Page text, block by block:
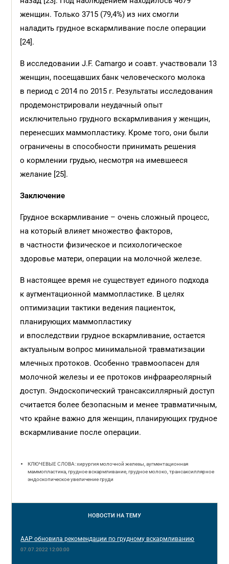
женщин. Только 3715 (79,4%) из них смогли
наладить грудное вскармливание после операции
[24].
В исследовании J.F. Camargo и соавт. участвовали 13
женщин, посещавших банк человеческого молока
в период с 2014 по 2015 г. Результаты исследования
продемонстрировали неудачный опыт
исключительно грудного вскармливания у женщин,
перенесших маммопластику. Кроме того, они были
ограничены в способности принимать решения
о кормлении грудью, несмотря на имевшееся
желание [25].
Заключение
Грудное вскармливание – очень сложный процесс,
на который влияет множество факторов,
в частности физическое и психологическое
здоровье матери, операции на молочной железе.
В настоящее время не существует единого подхода
к аугментационной маммопластике. В целях
оптимизации тактики ведения пациенток,
планирующих маммопластику
и впоследствии грудное вскармливание, остается
актуальным вопрос минимальной травматизации
млечных протоков. Особенно травмоопасен для
молочной железы и ее протоков инфраареолярный
доступ. Эндоскопический трансаксиллярный доступ
считается более безопасным и менее травматичным,
что крайне важно для женщин, планирующих грудное
вскармливание после операции.
КЛЮЧЕВЫЕ СЛОВА: хирургия молочной железы, аугментационная
маммопластика, грудное вскармливание, грудное молоко, трансаксиллярное
эндоскопическое увеличение груди
НОВОСТИ НА ТЕМУ
AAP обновила рекомендации по грудному вскармливанию
07.07.2022 12:00:00